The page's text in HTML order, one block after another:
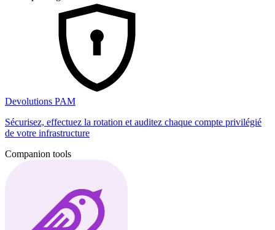
Devolutions PAM
Sécurisez, effectuez la rotation et auditez chaque compte privilégié
de votre infrastructure
Companion tools